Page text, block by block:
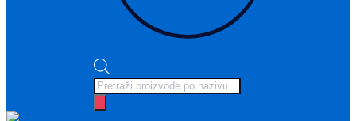
Products
search